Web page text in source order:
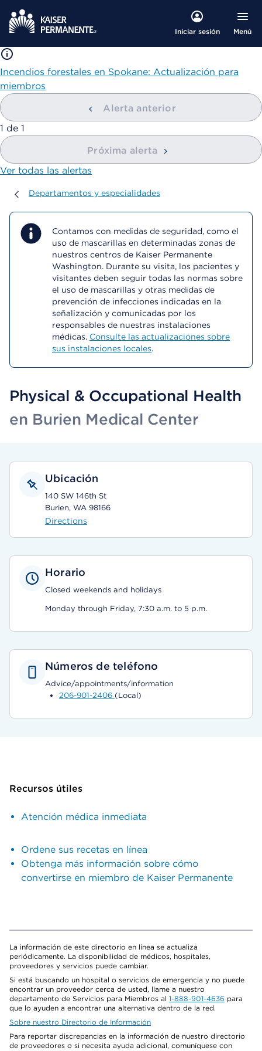
Iniciar sesión Menú
Incendios forestales en Spokane: Actualización para
miembros
Alerta anterior
mostrando
1 de 1
Próxima alerta
Ver todas las alertas
Departamentos y especialidades
Departamentos y especialidades
Contamos con medidas de seguridad, como el
uso de mascarillas en determinadas zonas de
nuestros centros de Kaiser Permanente
Washington. Durante su visita, los pacientes y
visitantes deben seguir todas las normas sobre
el uso de mascarillas y otras medidas de
prevención de infecciones indicadas en la
señalización y comunicadas por los
responsables de nuestras instalaciones
médicas. Consulte las actualizaciones sobre
sus instalaciones locales.
Physical & Occupational Health
en Burien Medical Center
Ubicación
140 SW 146th St
Burien, WA 98166
Directions
Horario
Closed weekends and holidays
Monday through Friday, 7:30 a.m. to 5 p.m.
Números de teléfono
Advice/appointments/information
206-901-2406 (Local)
Recursos útiles
Atención médica inmediata
Ordene sus recetas en línea
Obtenga más información sobre cómo
convertirse en miembro de Kaiser Permanente
La información de este directorio en línea se actualiza
periódicamente. La disponibilidad de médicos, hospitales,
proveedores y servicios puede cambiar.
Si está buscando un hospital o servicios de emergencia y no puede
encontrar un proveedor cerca de usted, llame a nuestro
departamento de Servicios para Miembros al 1-888-901-4636 para
que lo ayuden a encontrar una alternativa dentro de la red.
Sobre nuestro Directorio de Información
Para reportar discrepancias en la información de nuestro directorio
de proveedores o si necesita ayuda adicional, comuníquese con